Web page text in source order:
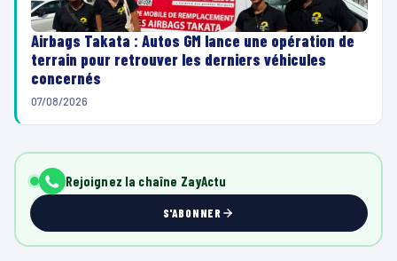
Airbags Takata : Autos GM lance une opération de
terrain pour retrouver les derniers véhicules
concernés
07/08/2026
Rejoignez la chaîne ZayActu
S'ABONNER